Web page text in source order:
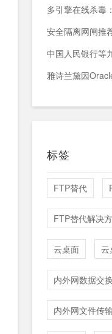
雅诗兰黛因
标签
FTP替代
FTP替代解决
云桌面 云
内外网数据交
内外网文件传输